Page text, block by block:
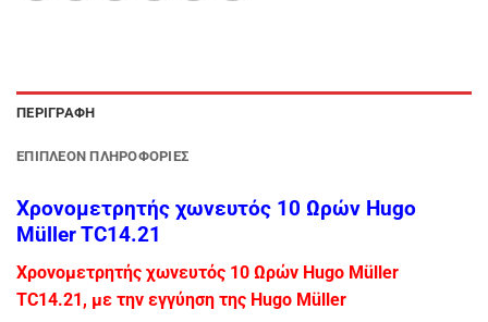
ΠΕΡΙΓΡΑΦΉ
ΕΠΙΠΛΈΟΝ ΠΛΗΡΟΦΟΡΊΕΣ
Χρονομετρητής χωνευτός 10 Ωρών Hugo
Müller TC14.21
Χρονομετρητής χωνευτός 10 Ωρών Hugo Müller
TC14.21, με την εγγύηση της Hugo Müller